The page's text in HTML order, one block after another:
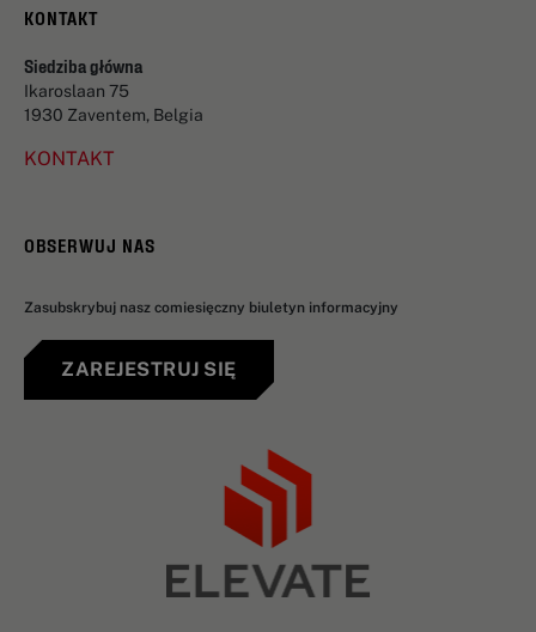
KONTAKT
Siedziba główna
Ikaroslaan 75
1930 Zaventem, Belgia
KONTAKT
OBSERWUJ NAS
Zasubskrybuj nasz comiesięczny biuletyn informacyjny
ZAREJESTRUJ SIĘ